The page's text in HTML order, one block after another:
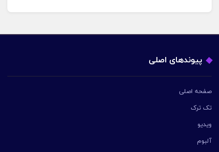
پیوندهای اصلی
صفحه اصلی
تک ترک
ویدیو
آلبوم